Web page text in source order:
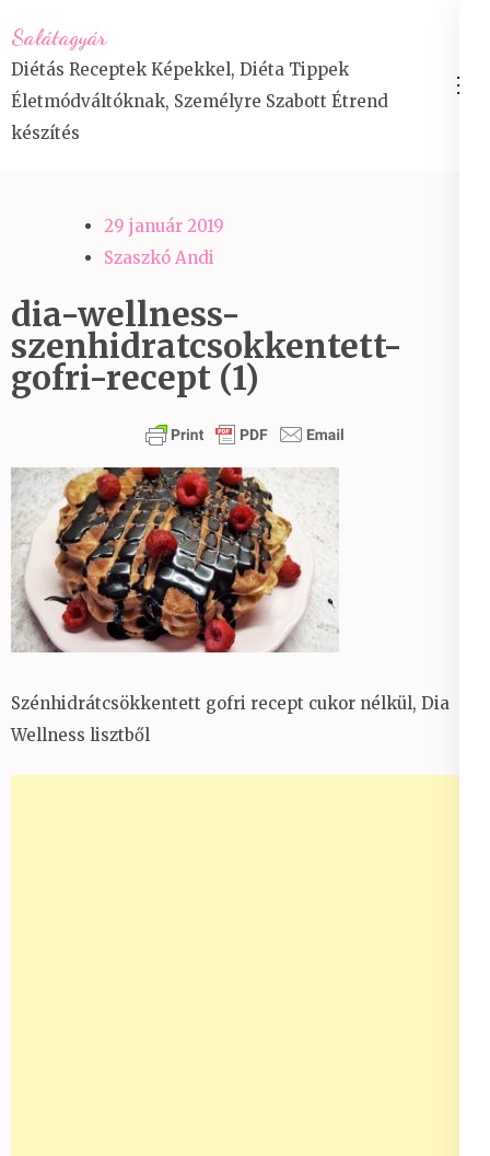
to
content
(Press
Enter)
Salátagyár
Diétás Receptek Képekkel, Diéta Tippek
Életmódváltóknak, Személyre Szabott Étrend
készítés
29 január 2019
Szaszkó Andi
dia-wellness-
szenhidratcsokkentett-
gofri-recept (1)
Szénhidrátcsökkentett gofri recept cukor nélkül, Dia
Wellness lisztből